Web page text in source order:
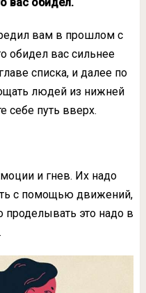
вам в прошлом с
обидел вас сильнее
списка, и далее по
людей из нижней
себе путь вверх.
и гнев. Их надо
с помощью движений,
проделывать это надо в